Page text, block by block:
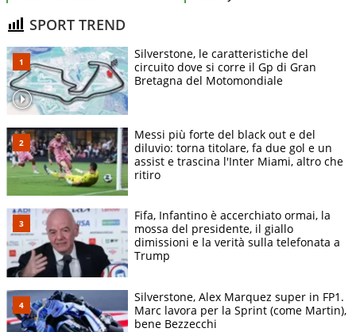
SPORT TREND
Silverstone, le caratteristiche del
circuito dove si corre il Gp di Gran
Bretagna del Motomondiale
Messi più forte del black out e del
diluvio: torna titolare, fa due gol e un
assist e trascina l'Inter Miami, altro che
ritiro
Fifa, Infantino è accerchiato ormai, la
mossa del presidente, il giallo
dimissioni e la verità sulla telefonata a
Trump
Silverstone, Alex Marquez super in FP1.
Marc lavora per la Sprint (come Martin),
bene Bezzecchi